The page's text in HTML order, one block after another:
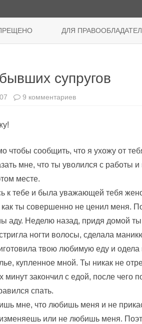
содержимому
ДЛЯ
супругов
9 комментариевк
чтобы сообщить, что я ухожу от
мне, что ты уволился с работы
месте.
к тебе и была уважающей тебя
как ты совершенно не ценил меня.
аду. Неделю назад, придя домой
ногти волосы, сделала
твою любимую еду и одела
купленное мной. Ты никак не
минут закончил с едой, после чего
спать.
мне, что любишь меня и не
или не любишь меня.